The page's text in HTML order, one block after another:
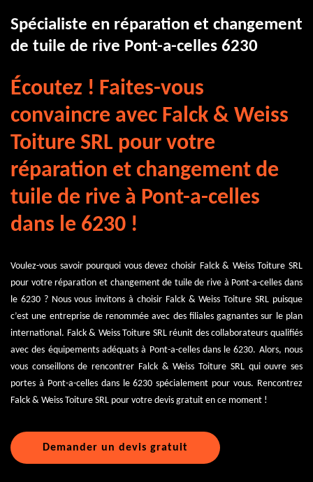
Spécialiste en réparation et changement
de tuile de rive Pont-a-celles 6230
Écoutez ! Faites-vous
convaincre avec Falck & Weiss
Toiture SRL pour votre
réparation et changement de
tuile de rive à Pont-a-celles
dans le 6230 !
Voulez-vous savoir pourquoi vous devez choisir Falck & Weiss Toiture SRL
pour votre réparation et changement de tuile de rive à Pont-a-celles dans
le 6230 ? Nous vous invitons à choisir Falck & Weiss Toiture SRL puisque
c’est une entreprise de renommée avec des filiales gagnantes sur le plan
international. Falck & Weiss Toiture SRL réunit des collaborateurs qualifiés
avec des équipements adéquats à Pont-a-celles dans le 6230. Alors, nous
vous conseillons de rencontrer Falck & Weiss Toiture SRL qui ouvre ses
portes à Pont-a-celles dans le 6230 spécialement pour vous. Rencontrez
Falck & Weiss Toiture SRL pour votre devis gratuit en ce moment !
Demander un devis gratuit